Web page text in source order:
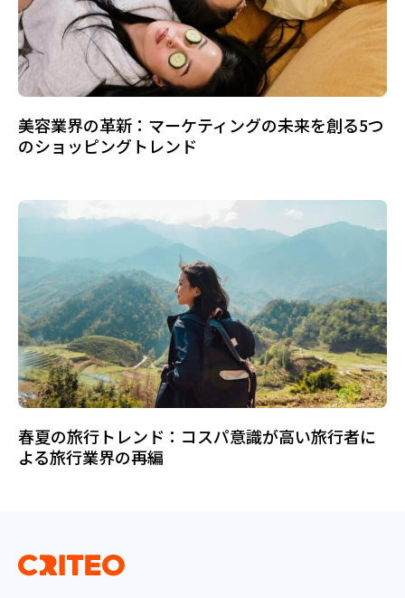
美容業界の革新：マーケティングの未来を創る5つ
のショッピングトレンド
春夏の旅行トレンド：コスパ意識が高い旅行者に
よる旅行業界の再編